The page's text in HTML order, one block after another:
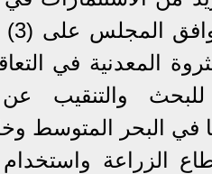
المعدنية في
والتنقيب عن
في البحر المتوسط
الزراعة